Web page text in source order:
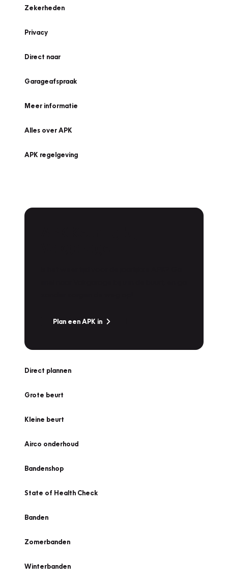
Zekerheden
Privacy
Direct naar
Garageafspraak
Meer informatie
Alles over APK
APK regelgeving
Plan een APK in
Direct plannen
Grote beurt
Kleine beurt
Airco onderhoud
Bandenshop
State of Health Check
Banden
Zomerbanden
Winterbanden